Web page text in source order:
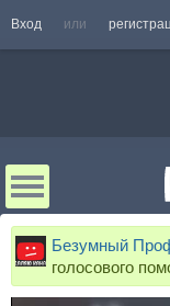
Вход или
Безумный
голосового